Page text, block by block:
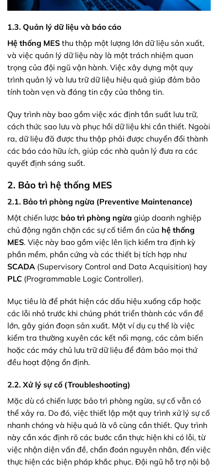
1.3. Quản lý dữ liệu và báo cáo
Hệ thống MES thu thập một lượng lớn dữ liệu sản xuất,
và việc quản lý dữ liệu này là một trách nhiệm quan
trọng của đội ngũ vận hành. Việc xây dựng một quy
trình quản lý và lưu trữ dữ liệu hiệu quả giúp đảm bảo
tính toàn vẹn và đáng tin cậy của thông tin.
Quy trình này bao gồm việc xác định tần suất lưu trữ,
cách thức sao lưu và phục hồi dữ liệu khi cần thiết. Ngoài
ra, dữ liệu đã được thu thập phải được chuyển đổi thành
các báo cáo hữu ích, giúp các nhà quản lý đưa ra các
quyết định sáng suốt.
2. Bảo trì hệ thống MES
2.1. Bảo trì phòng ngừa (Preventive Maintenance)
Một chiến lược bảo trì phòng ngừa giúp doanh nghiệp
chủ động ngăn chặn các sự cố tiềm ẩn của hệ thống
MES. Việc này bao gồm việc lên lịch kiểm tra định kỳ
phần mềm, phần cứng và các thiết bị tích hợp như
SCADA (Supervisory Control and Data Acquisition) hay
PLC (Programmable Logic Controller).
Mục tiêu là để phát hiện các dấu hiệu xuống cấp hoặc
các lỗi nhỏ trước khi chúng phát triển thành các vấn đề
lớn, gây gián đoạn sản xuất. Một ví dụ cụ thể là việc
kiểm tra thường xuyên các kết nối mạng, các cảm biến
hoặc các máy chủ lưu trữ dữ liệu để đảm bảo mọi thứ
đều hoạt động ổn định.
2.2. Xử lý sự cố (Troubleshooting)
Mặc dù có chiến lược bảo trì phòng ngừa, sự cố vẫn có
thể xảy ra. Do đó, việc thiết lập một quy trình xử lý sự cố
nhanh chóng và hiệu quả là vô cùng cần thiết. Quy trình
này cần xác định rõ các bước cần thực hiện khi có lỗi, từ
việc nhận diện vấn đề, chẩn đoán nguyên nhân, đến việc
thực hiện các biện pháp khắc phục. Đội ngũ hỗ trợ nội bộ